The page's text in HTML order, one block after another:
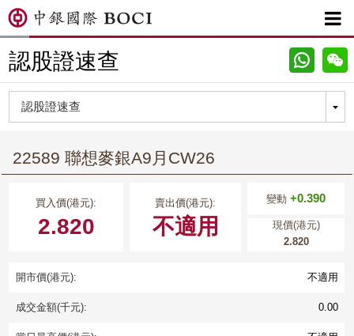

認股證速查
22589 聯想麥銀A9月CW26
買入價(港元):
2.820
賣出價(港元):
不適用
變動+0.390
現價(港元)
2.820
開市價(港元): 不適用
成交金額(千元): 0.00